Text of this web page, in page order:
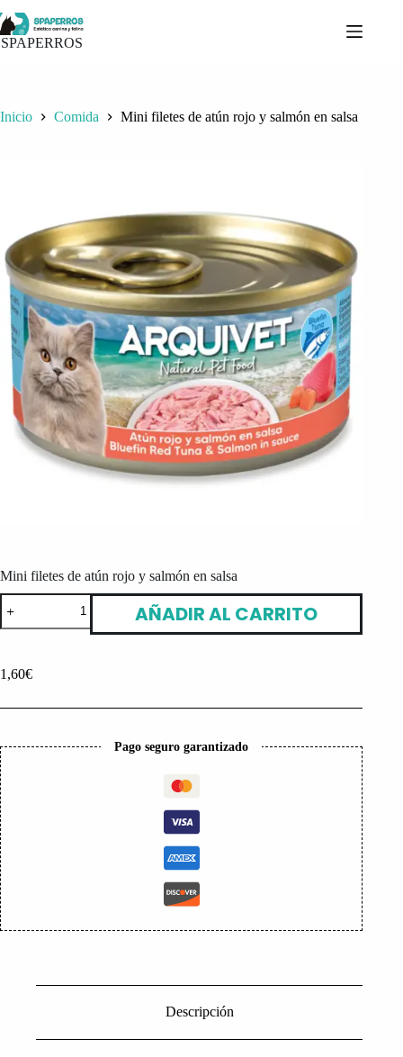
al
contenido
SPAPERROS
Inicio Comida Mini filetes de atún rojo y salmón en salsa
Mini filetes de atún rojo y salmón en salsa
Mini
filetes
de
y
en
AÑADIR AL CARRITO
1,60€
Pago seguro garantizado
Descripción